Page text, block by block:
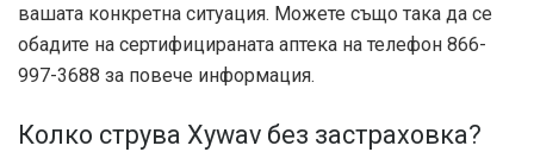
вашата конкретна ситуация. Можете също така да се
обадите на сертифицираната аптека на телефон 866-
997-3688 за повече информация.
Колко струва Xywav без застраховка?